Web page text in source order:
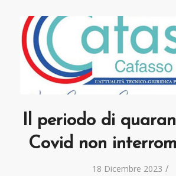
Il periodo di
Covid non
18 Dicembre 2023 /